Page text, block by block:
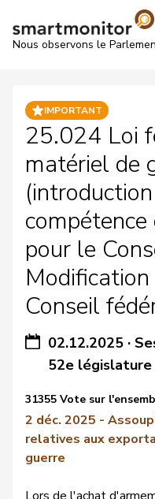
Nous observons le
IMPORTANT
25.024 Loi
matériel de
(introduction
pour le
Conseil
02.12.2025 ·
52e législature
31355 Vote sur
2 déc. 2025 -
relatives aux
guerre